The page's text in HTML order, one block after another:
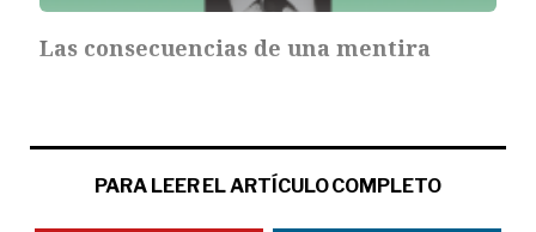
Las consecuencias de una mentira
PARA LEER EL ARTÍCULO COMPLETO